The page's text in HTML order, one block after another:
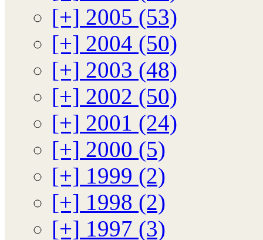
[+] 2005 (53)
[+] 2004 (50)
[+] 2003 (48)
[+] 2002 (50)
[+] 2001 (24)
[+] 2000 (5)
[+] 1999 (2)
[+] 1998 (2)
[+] 1997 (3)